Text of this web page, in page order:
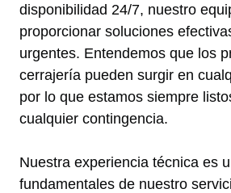
disponibilidad 24/7, nuestro
proporcionar soluciones
urgentes. Entendemos que los
cerrajería pueden surgir en
por lo que estamos siempre
cualquier contingencia.
Nuestra experiencia técnica es
fundamentales de nuestro